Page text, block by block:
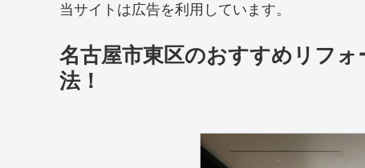
当サイトは広告を利用しています。
名古屋市東区のおすすめリフ
法！